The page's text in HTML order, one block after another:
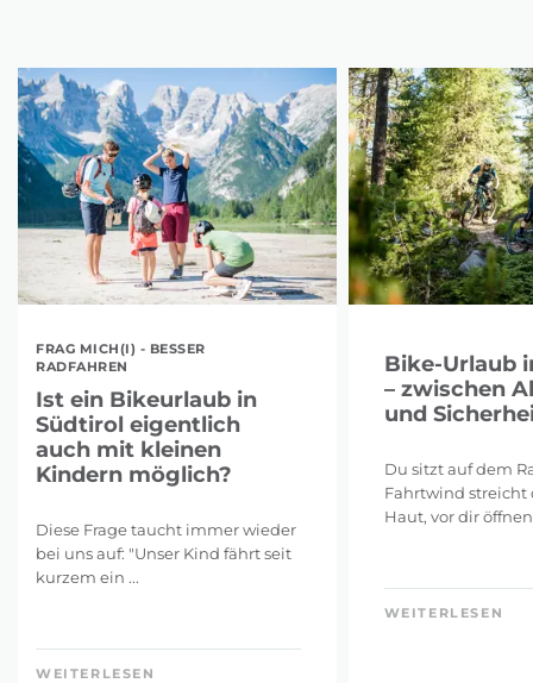
FRAG MICH(I) - BESSER
RADFAHREN
Ist ein Bikeurlaub in
Südtirol eigentlich
auch mit kleinen
Kindern möglich?
Diese Frage taucht immer wieder
bei uns auf: "Unser Kind fährt seit
kurzem ein ...
WEITERLESEN
Bike-Urlaub
– zwischen
und
Du sitzt auf dem
Fahrtwind streicht
Haut, vor dir öffnen
WEITERLESEN